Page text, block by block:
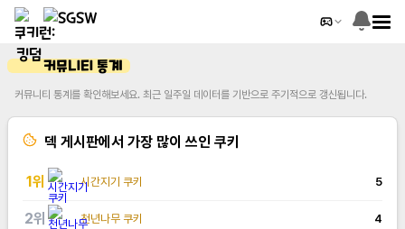
커뮤니티 통계
커뮤니티 통계를 확인해보세요. 최근 일주일 데이터를 기반으로 주기적으로 갱신됩니다.
덱 게시판에서 가장 많이 쓰인 쿠키
1위 시간지기 쿠키 5
2위 천년나무 쿠키 4